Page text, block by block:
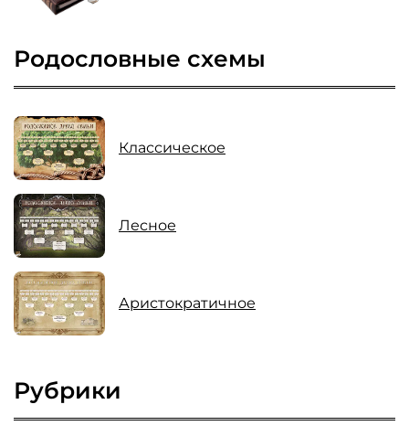
Родословные схемы
Классическое
Лесное
Аристократичное
Рубрики